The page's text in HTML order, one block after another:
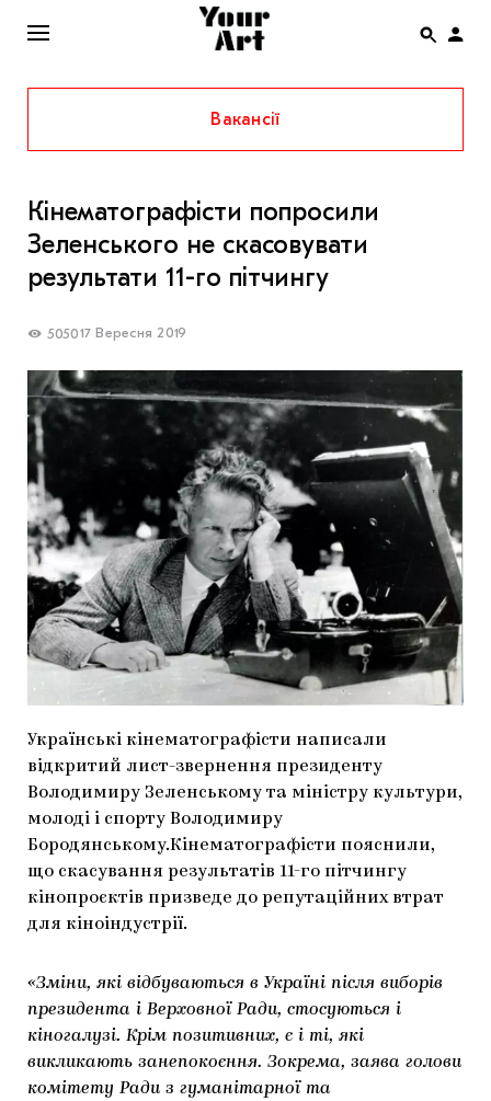
ENG
НОВИНИ
ІНТЕРВ’Ю
СПЕЦПРОЄКТИ
THE UKRAINIAN PAVILION AT VENICE BIENNALE
2022
МАРІУПОЛЬСЬКІ МАРГІНАЛІЇ
ДОСЛІДНИЦЬКА ПЛАТФОРМА
ЗАПАЛЕННЯ
CARPATHIAN CULT ПРО РІЗДВЯНІ СВЯТА
Вакансії
Кінематографісти попросили
Зеленського не скасовувати
результати 11-го пітчингу
505017 Вересня 2019
Українські кінематографісти написали
відкритий лист-звернення президенту
Володимиру Зеленському та міністру культури,
молоді і спорту Володимиру
Бородянському.Кінематографісти пояснили,
що скасування результатів 11-го пітчингу
кінопроєктів призведе до репутаційних втрат
для кіноіндустрії.
«Зміни, які відбуваються в Україні після виборів
президента і Верховної Ради, стосуються і
кіногалузі. Крім позитивних, є і ті, які
викликають занепокоєння. Зокрема, заява голови
комітету Ради з гуманітарної та